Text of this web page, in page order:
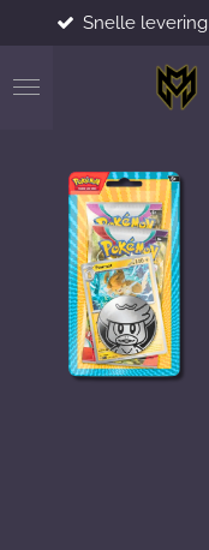
direct
naar
Snelle levering